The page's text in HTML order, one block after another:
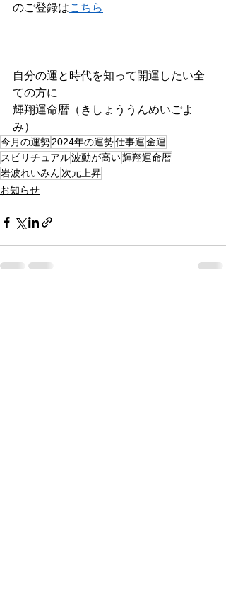
のご登録はこちら
自分の運と時代を知って開運したい全
ての方に
輝翔運命暦（きしょううんめいごよ
み）
今月の運勢2024年の運勢仕事運金運
スピリチュアル波動が高い輝翔運命暦
岩波れいみん 次元上昇
お知らせ